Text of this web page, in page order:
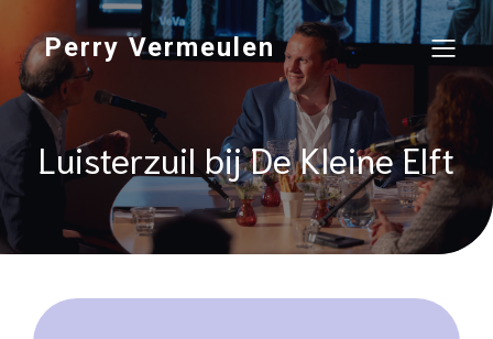
Perry Vermeulen
Luisterzuil bij De Kleine Elft